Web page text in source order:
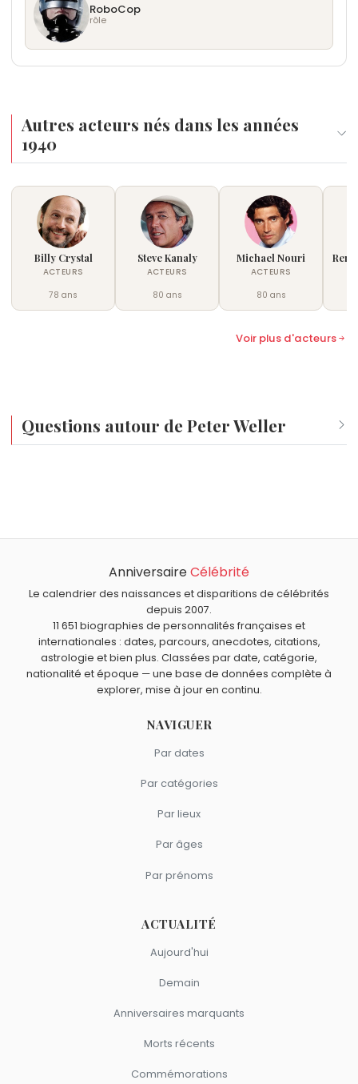
RoboCop
rôle
Autres acteurs nés dans les années
1940
Billy Crystal
ACTEURS
78 ans
Steve Kanaly
ACTEURS
80 ans
Michael Nouri
ACTEURS
80 ans
Voir plus d'acteurs
Questions autour de Peter Weller
Arnold Schwarzenegger,Tim Matheson,Jonathan Banks
Farrah FawcettetMarisa Berensonsont nés en 1947.
Quels acteurs américains sont du signe Cancer comme
Peter Weller ?
Tom Cruise, Pamela Anderson,Olivia de Havilland
Sylvester StalloneetHarrison Fordsont du signe
Cancer.
AnniversaireCélébrité
Le calendrier des naissances et disparitions de célébrités
depuis 2007.
11 651 biographies de personnalités françaises et
internationales : dates, parcours, anecdotes, citations,
astrologie et bien plus. Classées par date, catégorie,
nationalité et époque — une base de données complète à
explorer, mise à jour en continu.
NAVIGUER
Par dates
Par catégories
Par lieux
Par âges
Par prénoms
ACTUALITÉ
Aujourd'hui
Demain
Anniversaires marquants
Morts récents
Commémorations